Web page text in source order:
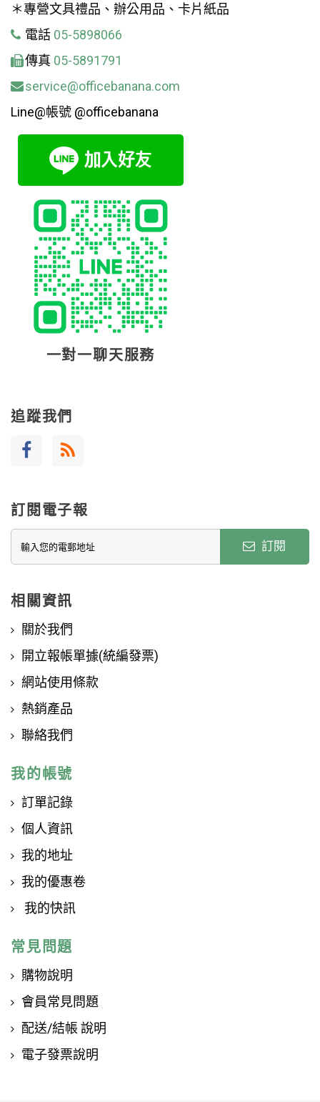
＊專營文具禮品、辦公用品、卡片紙品
電話 05-5898066
傳真 05-5891791
service@officebanana.com
Line@帳號 @officebanana
一對一聊天服務
追蹤我們
訂閱電子報
訂閱
相關資訊
關於我們
開立報帳單據(統編發票)
網站使用條款
熱銷產品
聯絡我們
我的帳號
訂單記錄
個人資訊
我的地址
我的優惠卷
我的快訊
常見問題
購物說明
會員常見問題
配送/結帳 說明
電子發票說明